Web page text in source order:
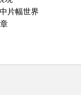
片幅世界